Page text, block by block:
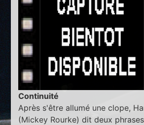
Continuité
Après s'être allumé une clope,
(Mickey Rourke) dit deux